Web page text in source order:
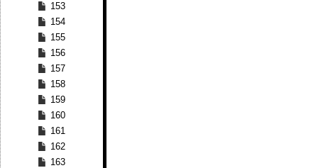
153
154
155
156
157
158
159
160
161
162
163